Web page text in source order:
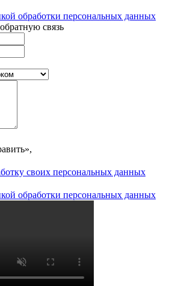
обработки персональных данных
связь
своих персональных данных
обработки персональных данных